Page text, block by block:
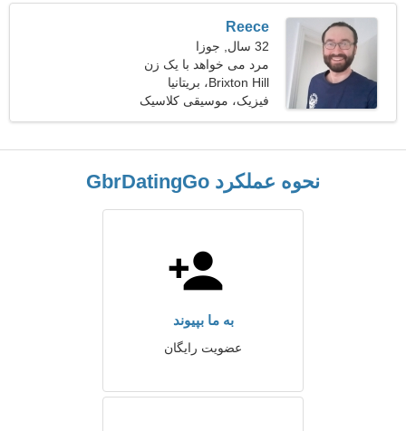
Reece
32 سال, جوزا
مرد می خواهد با یک زن
ملاقات کند
Brixton Hill، بریتانیا
فیزیک، موسیقی کلاسیک
نحوه عملکرد GbrDatingGo
به ما بپیوند
عضویت رایگان